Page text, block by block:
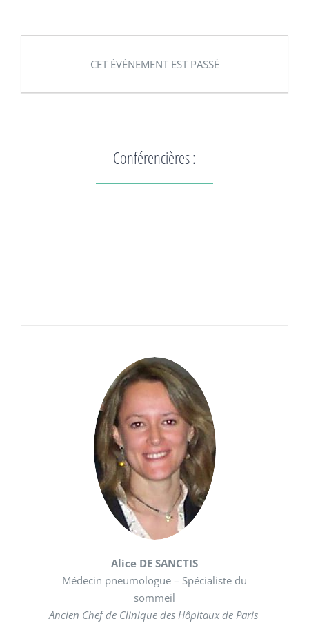
CET ÉVÈNEMENT EST PASSÉ
Conférencières :
Alice DE SANCTIS
Médecin pneumologue – Spécialiste du
sommeil
Ancien Chef de Clinique des Hôpitaux de Paris